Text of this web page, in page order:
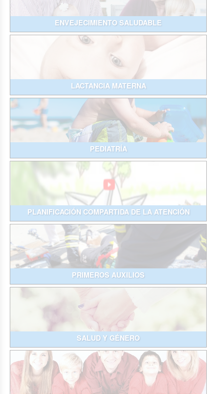
ENVEJECIMIENTO SALUDABLE
LACTANCIA MATERNA
PEDIATRÍA
PLANIFICACIÓN COMPARTIDA DE LA ATENCIÓN
PRIMEROS AUXILIOS
SALUD Y GÉNERO